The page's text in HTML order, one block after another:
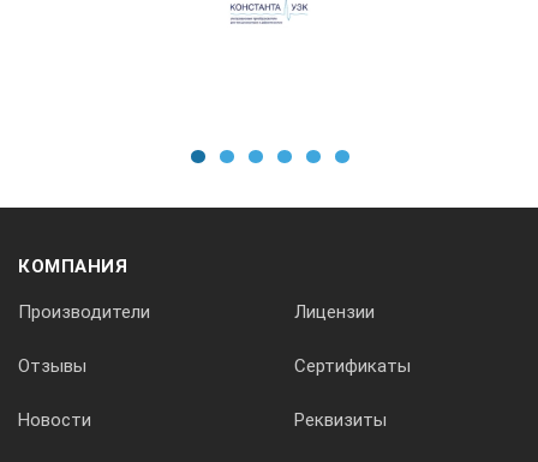
КОМПАНИЯ
Производители Лицензии
Отзывы Сертификаты
Новости Реквизиты